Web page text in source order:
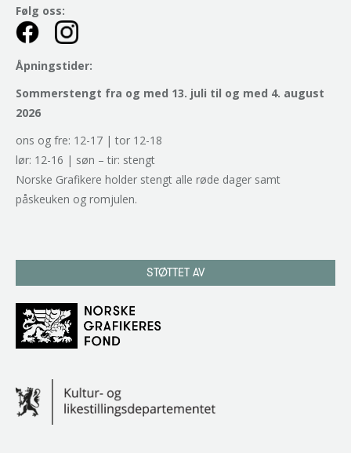
Følg oss:
Åpningstider:
Sommerstengt fra og med 13. juli til og med 4. august
2026
ons og fre: 12-17 | tor 12-18
lør: 12-16 | søn – tir: stengt
Norske Grafikere holder stengt alle røde dager samt
påskeuken og romjulen.
STØTTET AV